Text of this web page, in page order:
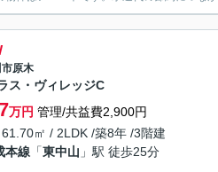
原木
ス・ヴィレッジC
万円 管理/共益費2,900円
㎡ / 2LDK /築8年 /3階建
本線 「東中山 」駅 徒歩25分